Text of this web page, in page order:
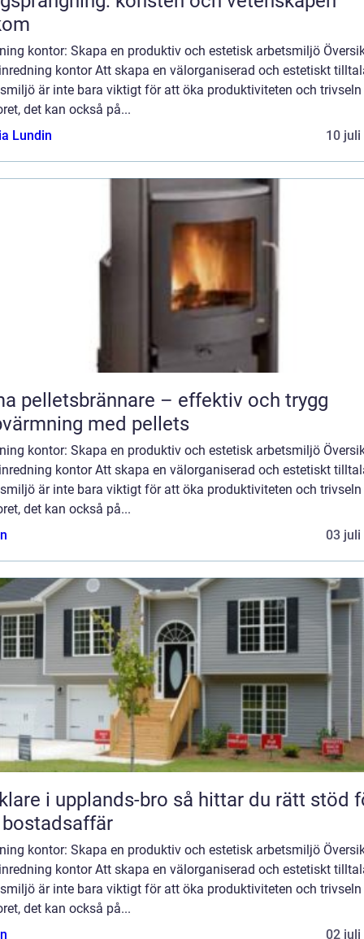
kontor: Skapa en produktiv och estetisk arbetsmiljö
kontor Att skapa en välorganiserad och estetiskt
är inte bara viktigt för att öka produktiviteten och trivseln
det kan också på...
Lundin
10 juli
pelletsbrännare – effektiv och trygg
med pellets
kontor: Skapa en produktiv och estetisk arbetsmiljö
kontor Att skapa en välorganiserad och estetiskt
är inte bara viktigt för att öka produktiviteten och trivseln
det kan också på...
03 juli
i upplands-bro så hittar du rätt stöd för
kontor: Skapa en produktiv och estetisk arbetsmiljö
kontor Att skapa en välorganiserad och estetiskt
är inte bara viktigt för att öka produktiviteten och trivseln
det kan också på...
02 juli